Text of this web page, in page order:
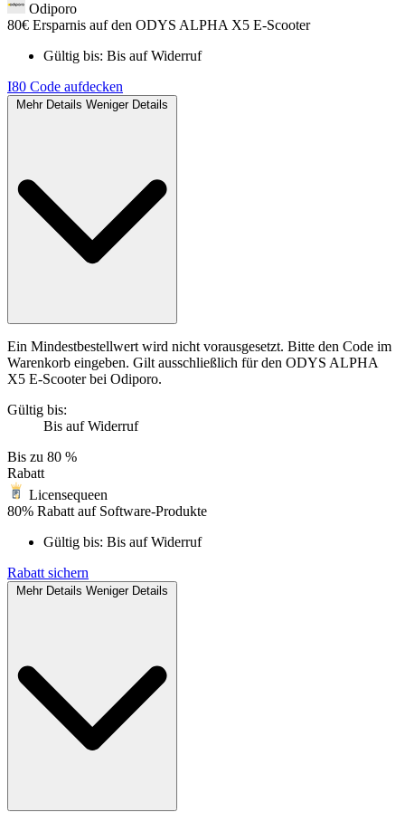
Odiporo
80€ Ersparnis auf den ODYS ALPHA X5 E-Scooter
Gültig bis: Bis auf Widerruf
I80 Code aufdecken
Mehr Details Weniger Details
Ein Mindestbestellwert wird nicht vorausgesetzt. Bitte den Code im
Warenkorb eingeben. Gilt ausschließlich für den ODYS ALPHA
X5 E-Scooter bei Odiporo.
Gültig bis:
Bis auf Widerruf
Bis zu 80 %
Rabatt
Licensequeen
80% Rabatt auf Software-Produkte
Gültig bis: Bis auf Widerruf
Rabatt sichern
Mehr Details Weniger Details